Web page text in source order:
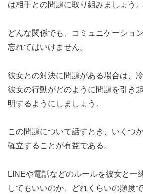
は相手との問題に取り組みましょう。
どんな関係でも、コミュニケーショ
忘れてはいけません。
彼女との対決に問題がある場合は、
彼女の行動がどのように問題を引き
明するようにしましょう。
この問題について話すとき、いくつ
確立することが有益である。
LINEや電話などのルールを彼女と一
してもいいのか、どれくらいの頻度